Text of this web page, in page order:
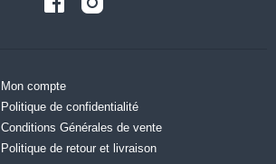
Mon compte
Politique de confidentialité
Conditions Générales de vente
Politique de retour et livraison